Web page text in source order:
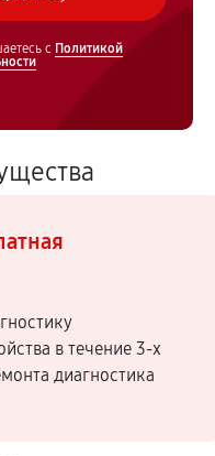
с Политикой
в течение 3-х
диагностика